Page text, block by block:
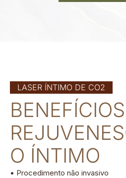
LASER ÍNTIMO DE CO2
O ÍNTIMO
• Procedimento não invasivo